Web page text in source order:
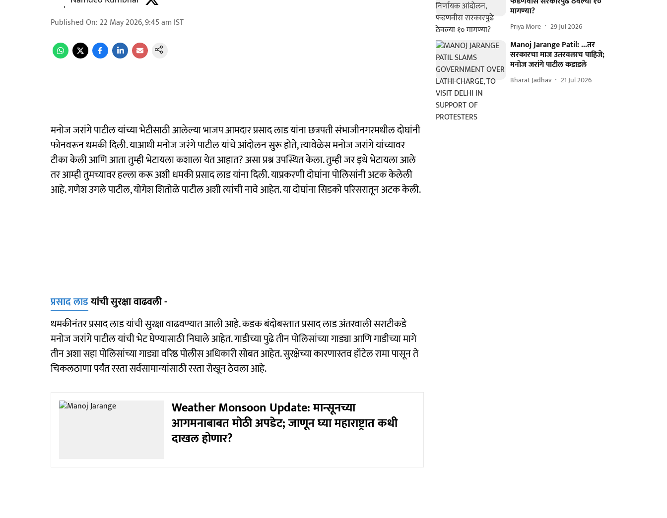
Published On: 22 May 2026, 9:45 am IST
मनोज जरांगे पाटील यांच्या भेटीसाठी आलेल्या भाजप आमदार प्रसाद लाड यांना छत्रपती संभाजीनगरमधील दोघांनी
फोनवरून धमकी दिली. याआधी मनोज जरंगे पाटील यांचे आंदोलन सुरू होते, त्यावेळेस मनोज जरांगे यांच्यावर
टीका केली आणि आता तुम्ही भेटायला कशाला येत आहात? असा प्रश्न उपस्थित केला. तुम्ही जर इथे भेटायला आले
तर आम्ही तुमच्यावर हल्ला करू अशी धमकी प्रसाद लाड यांना दिली. याप्रकरणी दोघांना पोलिसांनी अटक केलेली
आहे. गणेश उगले पाटील, योगेश शितोळे पाटील अशी त्यांची नावे आहेत. या दोघांना सिडको परिसरातून अटक केली.
प्रसाद लाडयांची सुरक्षा वाढवली -
धमकीनंतर प्रसाद लाड यांची सुरक्षा वाढवण्यात आली आहे. कडक बंदोबस्तात प्रसाद लाड अंतरवाली सराटीकडे
मनोज जरांगे पाटील यांची भेट घेण्यासाठी निघाले आहेत. गाडीच्या पुढे तीन पोलिसांच्या गाड्या आणि गाडीच्या मागे
तीन अशा सहा पोलिसांच्या गाड्या वरिष्ठ पोलीस अधिकारी सोबत आहेत. सुरक्षेच्या कारणास्तव हॉटेल रामा पासून ते
चिकलठाणा पर्यंत रस्ता सर्वसामान्यांसाठी रस्ता रोखून ठेवला आहे.
Weather Monsoon Update: मान्सूनच्या
आगमनाबाबत मोठी अपडेट; जाणून घ्या महाराष्ट्रात कधी
दाखल होणार?
मागण्या?
Priya More 29 Jul 2026
Manoj Jarange Patil: ...तर
सरकारचा माज उतरवलाच पाहिजे;
मनोज जरांगे पाटील कडाडले
Bharat Jadhav 21 Jul 2026